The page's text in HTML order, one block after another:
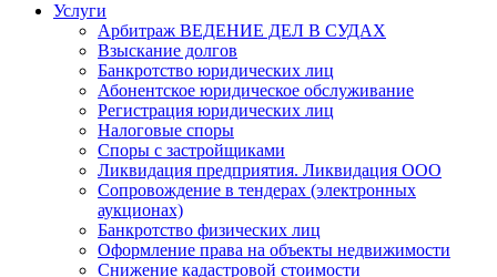
Услуги
Арбитраж ВЕДЕНИЕ ДЕЛ В СУДАХ
Взыскание долгов
Банкротство юридических лиц
Абонентское юридическое обслуживание
Регистрация юридических лиц
Налоговые споры
Споры с застройщиками
Ликвидация предприятия. Ликвидация ООО
Сопровождение в тендерах (электронных
аукционах)
Банкротство физических лиц
Оформление права на объекты недвижимости
Снижение кадастровой стоимости